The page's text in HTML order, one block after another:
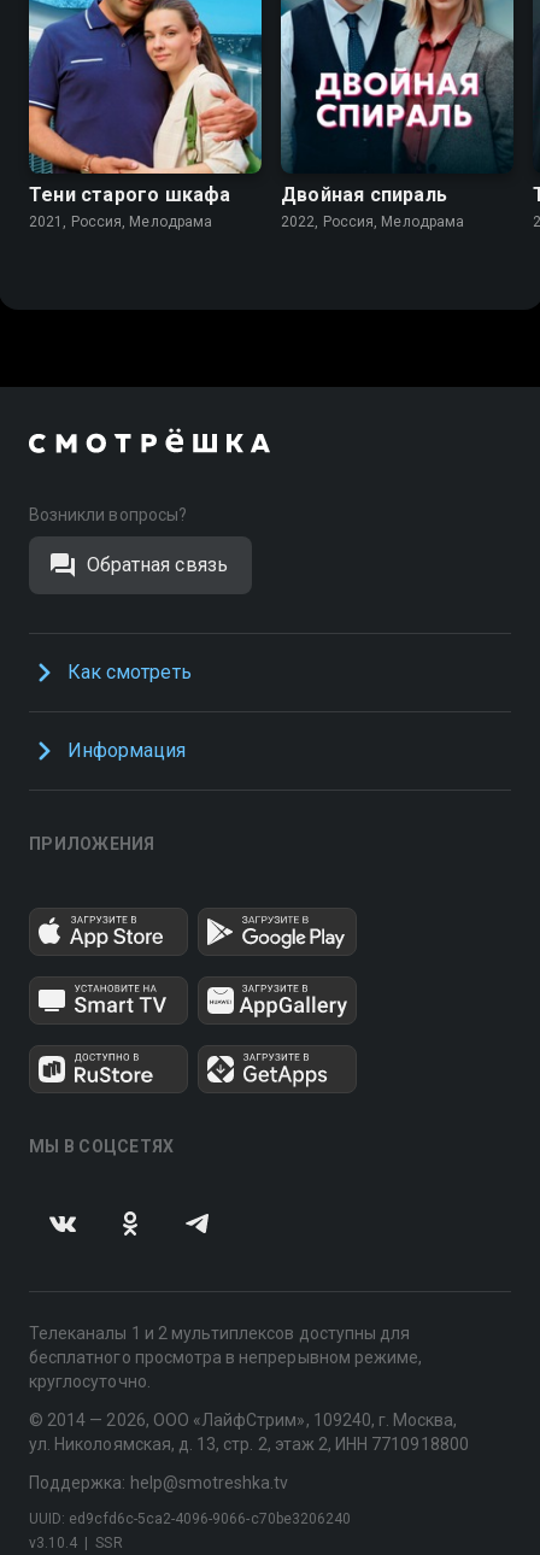
7.2
Тени старого шкафа
2021, Россия, Мелодрама
6.9
Двойная спираль
2022, Россия, Мелодрама
Возникли вопросы?
Обратная связь
Как смотреть
Информация
ПРИЛОЖЕНИЯ
МЫ В СОЦСЕТЯХ
Телеканалы 1 и 2 мультиплексов доступны для
бесплатного просмотра в непрерывном режиме,
круглосуточно.
© 2014 — 2026, ООО «ЛайфСтрим», 109240, г. Москва,
ул. Николоямская, д. 13, стр. 2, этаж 2, ИНН 7710918800
Поддержка: help@smotreshka.tv
v3.10.4 SSR
UUID: ed9cfd6c-5ca2-4096-9066-c70be3206240